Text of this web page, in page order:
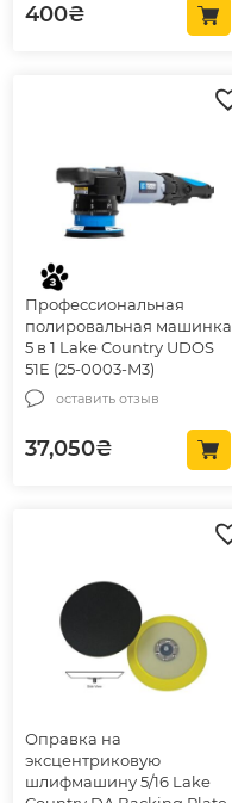
400₴
Профессиональная
полировальная машинка
5 в 1 Lake Country UDOS
51E (25-0003-M3)
оставить отзыв
37,050₴
Оправка на
эксцентриковую
шлифмашину 5/16 Lake